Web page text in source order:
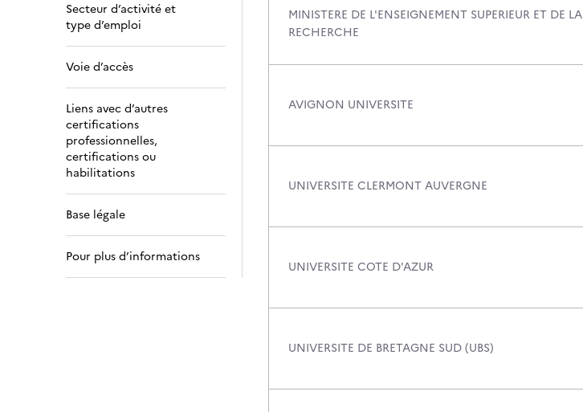
Secteur d’activité et
type d’emploi
Voie d’accès
Liens avec d’autres
certifications
professionnelles,
certifications ou
habilitations
Base légale
Pour plus d’informations
MINISTERE DE L'ENSEIGNEMENT SUPERIEUR ET DE LA
RECHERCHE
AVIGNON UNIVERSITE
UNIVERSITE CLERMONT AUVERGNE
UNIVERSITE COTE D'AZUR
UNIVERSITE DE BRETAGNE SUD (UBS)